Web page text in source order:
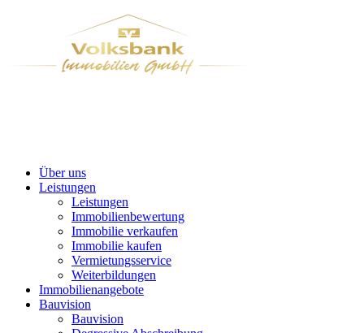
Über uns
Leistungen
Leistungen
Immobilienbewertung
Immobilie verkaufen
Immobilie kaufen
Vermietungsservice
Weiterbildungen
Immobilienangebote
Bauvision
Bauvision